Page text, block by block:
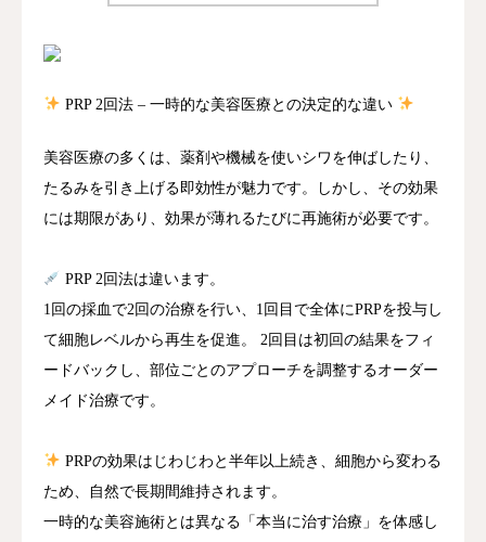
PRP 2回法 – 一時的な美容医療との決定的な違い
美容医療の多くは、薬剤や機械を使いシワを伸ばしたり、
たるみを引き上げる即効性が魅力です。しかし、その効果
には期限があり、効果が薄れるたびに再施術が必要です。
PRP 2回法は違います。
1回の採血で2回の治療を行い、1回目で全体にPRPを投与し
て細胞レベルから再生を促進。 2回目は初回の結果をフィ
ードバックし、部位ごとのアプローチを調整するオーダー
メイド治療です。
PRPの効果はじわじわと半年以上続き、細胞から変わる
ため、自然で長期間維持されます。
一時的な美容施術とは異なる「本当に治す治療」を体感し